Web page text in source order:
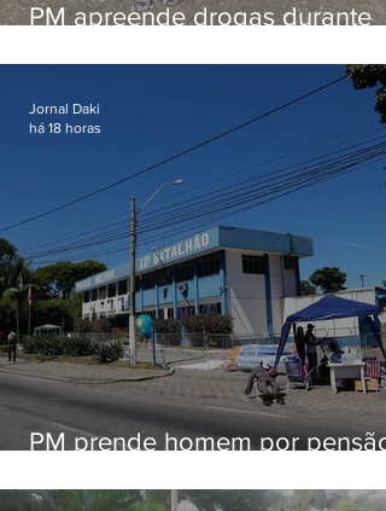
PM apreende drogas durante
PM prende homem por pensão
Jornal Daki
há 18 horas